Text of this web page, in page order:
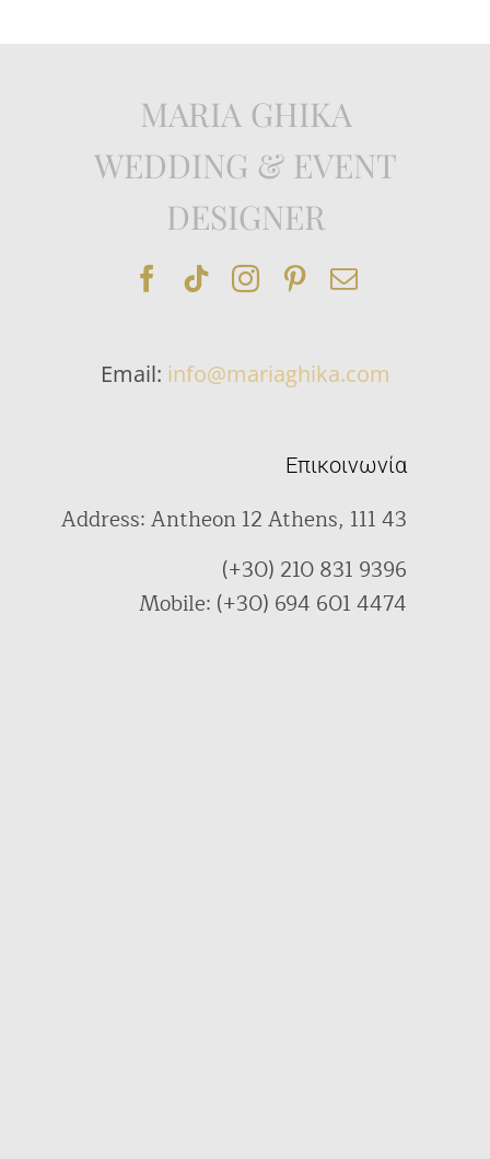
Επικοινωνία
Address: Antheon 12 Athens, 111 43
(+30) 210 831 9396
Mobile: (+30) 694 601 4474
MARIA GHIKA
WEDDING & EVENT
DESIGNER
Email: info@mariaghika.com